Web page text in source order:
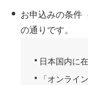
お申込みの条件
の通りです。
日本国内に
「オンライ